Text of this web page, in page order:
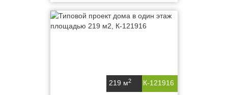
К-121916
219 м2